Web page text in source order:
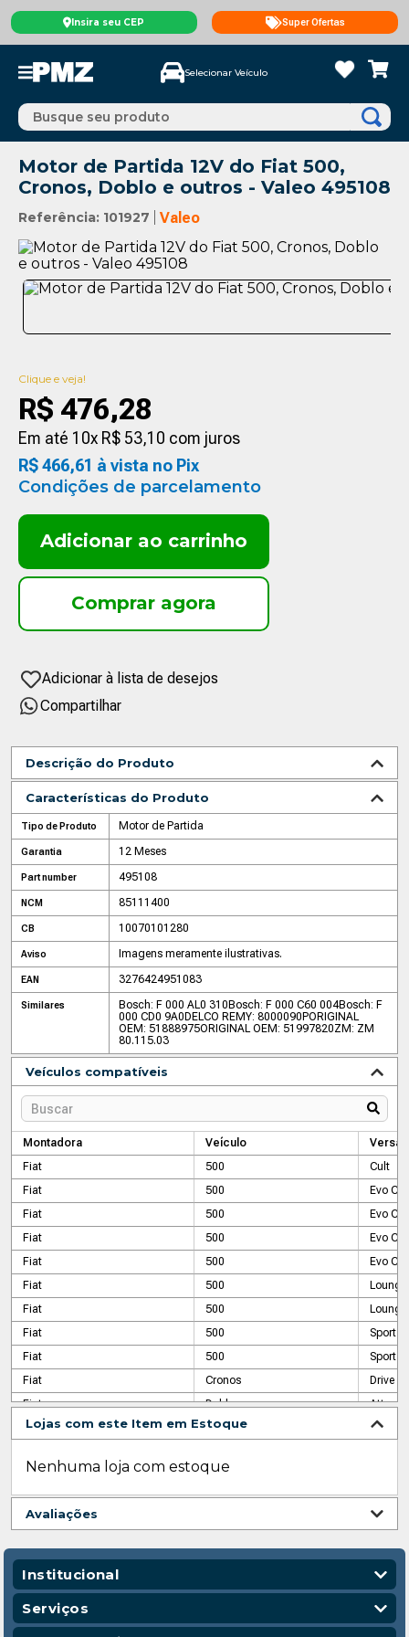
Insira seu CEP Super Ofertas
Selecionar Veículo
Busque seu produto
Motor de Partida 12V do Fiat 500,
Cronos, Doblo e outros - Valeo 495108
Referência: 101927 Valeo
Clique e veja!
R$ 476,28
Em até 10x R$ 53,10 com juros
R$466,61 à vista no Pix
Condições de parcelamento
Adicionar ao carrinho
Compartilhar
Descrição do Produto
Características do Produto
Tipo de Produto Motor de Partida
Garantia 12 Meses
Part number 495108
NCM 85111400
CB 10070101280
Aviso Imagens meramente ilustrativas.
EAN 3276424951083
Similares Bosch: F 000 AL0 310 Bosch: F 000 C60 004Bosch: F
000 CD0 9A0 DELCO REMY: 8000090PORIGINAL
OEM: 51888975ORIGINAL OEM: 51997820ZM: ZM
80.115.03
Veículos compatíveis
Montadora Veículo
Versão
Fiat
500
Cult
Fiat
500
Evo
Fiat
500
Evo
Fiat
500
Evo
Fiat
500
Evo
Fiat
500
Lounge
Fiat
500
Fiat
500
Sport
Fiat
500
Sport
Fiat
Cronos
Drive
Fiat
Doblo
Fiat
Doblo
Fiat
Doblo
Fiat
Doblo
Cargo
Fiat
Doblo
EX
Fiat
EX
Fiat
Fiorino
Lojas com este Item em Estoque
Nenhuma loja com estoque
Avaliações
Institucional
Quem Somos
Nossas Lojas
Serviços